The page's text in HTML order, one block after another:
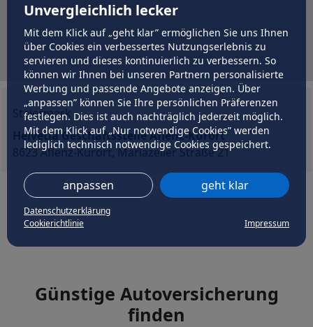
Unvergleichlich lecker
Mit dem Klick auf „geht klar” ermöglichen Sie uns Ihnen
über Cookies ein verbessertes Nutzungserlebnis zu
servieren und dieses kontinuierlich zu verbessern. So
können wir Ihnen bei unseren Partnern personalisierte
Werbung und passende Angebote anzeigen. Über
„anpassen” können Sie Ihre persönlichen Präferenzen
festlegen. Dies ist auch nachträglich jederzeit möglich.
Mit dem Klick auf „Nur notwendige Cookies” werden
lediglich technisch notwendige Cookies gespeichert.
anpassen geht klar
Datenschutzerklärung
Cookierichtlinie
Impressum
Steiermark
Helvetia Geschäftsstelle Aflenz-Kurort
8623 Aflenz-Kurort, Mariazeller Straße 21
Günstige Autoversicherung
finden